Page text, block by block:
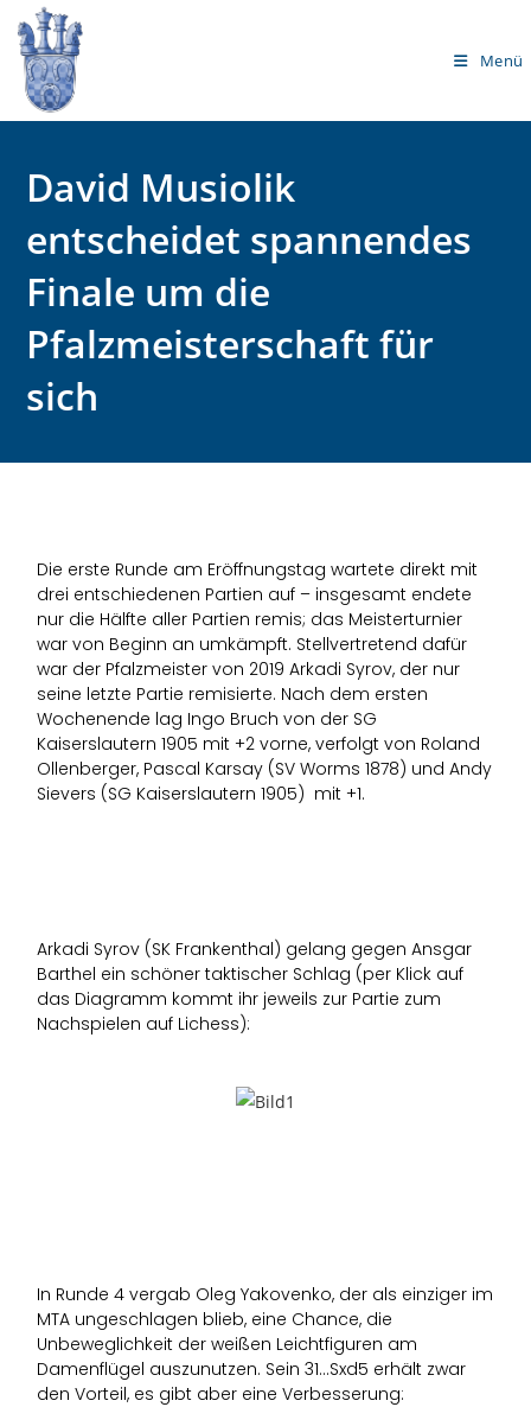
Menü
David Musiolik
entscheidet spannendes
Finale um die
Pfalzmeisterschaft für
sich
Die erste Runde am Eröffnungstag wartete direkt mit
drei entschiedenen Partien auf – insgesamt endete
nur die Hälfte aller Partien remis; das Meisterturnier
war von Beginn an umkämpft. Stellvertretend dafür
war der Pfalzmeister von 2019 Arkadi Syrov, der nur
seine letzte Partie remisierte. Nach dem ersten
Wochenende lag Ingo Bruch von der SG
Kaiserslautern 1905 mit +2 vorne, verfolgt von Roland
Ollenberger, Pascal Karsay (SV Worms 1878) und Andy
Sievers (SG Kaiserslautern 1905) mit +1.
Arkadi Syrov (SK Frankenthal) gelang gegen Ansgar
Barthel ein schöner taktischer Schlag (per Klick auf
das Diagramm kommt ihr jeweils zur Partie zum
Nachspielen auf Lichess):
In Runde 4 vergab Oleg Yakovenko, der als einziger im
MTA ungeschlagen blieb, eine Chance, die
Unbeweglichkeit der weißen Leichtfiguren am
Damenflügel auszunutzen. Sein 31…Sxd5 erhält zwar
den Vorteil, es gibt aber eine Verbesserung: